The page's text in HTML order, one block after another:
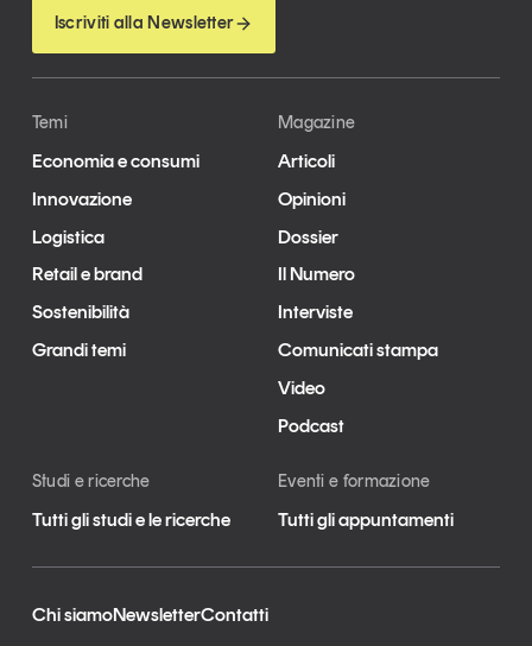
Iscriviti alla Newsletter
Temi
Economia e consumi
Innovazione
Logistica
Retail e brand
Sostenibilità
Grandi temi
Magazine
Articoli
Opinioni
Dossier
Il Numero
Interviste
Comunicati stampa
Video
Podcast
Studi e ricerche
Tutti gli studi e le ricerche
Eventi e formazione
Tutti gli appuntamenti
Chi siamoNewsletterContatti